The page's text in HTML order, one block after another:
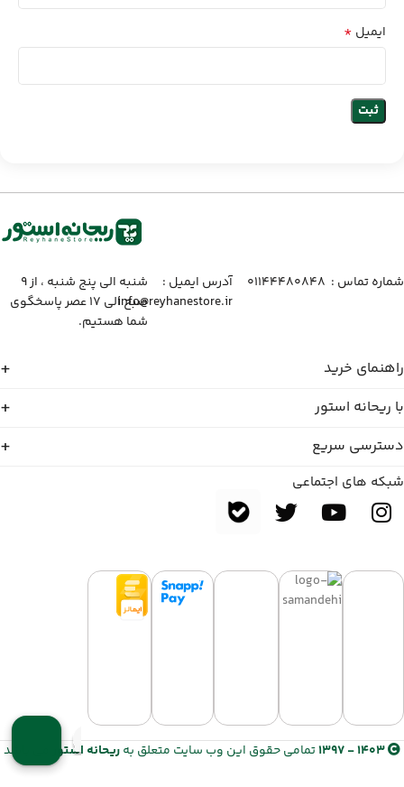
ایمیل *
شماره تماس :‌ ۰۱۱۴۴۴۸۰۸۴۸
آدرس ایمیل :‌
info@reyhanestore.ir
شنبه الی پنج شنبه ، از ۹
صبح الی ۱۷ عصر پاسخگوی
شما هستیم.
راهنمای خرید
با ریحانه استور
دسترسی سریع
شبکه های اجتماعی
1403 - 1397 تمامی حقوق این وب سایت متعلق بهریحانه استور می باشد